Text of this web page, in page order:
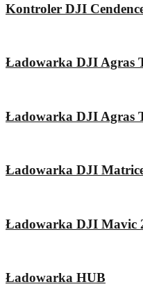
Kontroler DJI
Ładowarka DJI Agras
Ładowarka DJI Agras
Ładowarka DJI
Ładowarka DJI Mavic
Ładowarka HUB